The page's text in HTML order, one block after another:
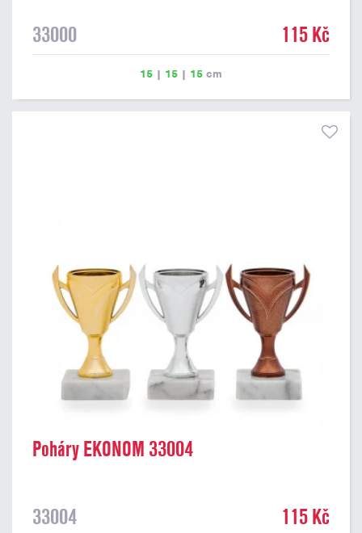
33000 115 Kč
15 | 15 | 15 cm
Poháry EKONOM 33004
33004 115 Kč